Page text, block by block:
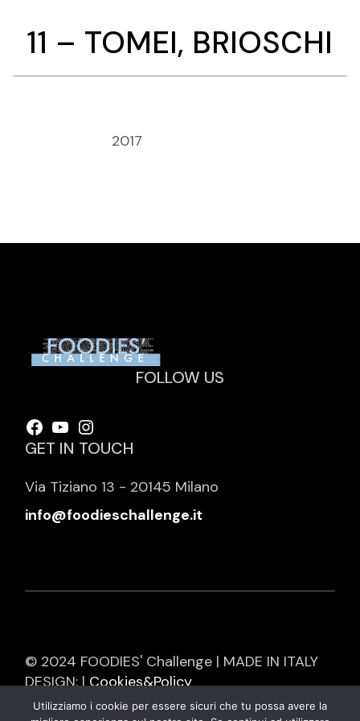
11 – TOMEI, BRIOSCHI
2017
FOLLOW US
Facebook
YouTube
Instagram
GET IN TOUCH
Via Tiziano 13 - 20145 Milano
info@foodieschallenge.it
© 2024 FOODIES' Challenge | MADE IN ITALY
DESIGN: |Cookies&Policy
Utilizziamo i cookie per essere sicuri che tu possa avere la